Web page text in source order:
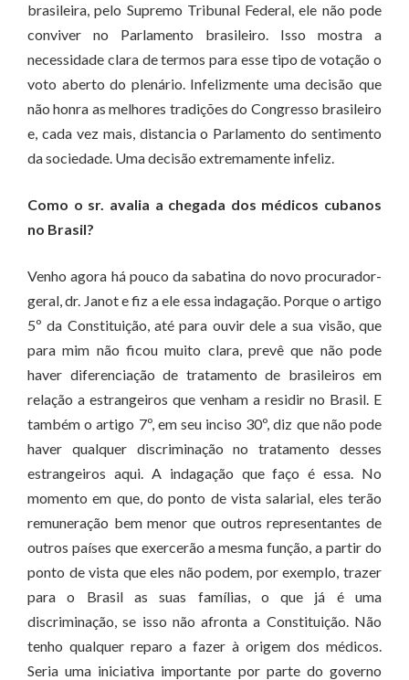
brasileira, pelo Supremo Tribunal Federal, ele não pode
conviver no Parlamento brasileiro. Isso mostra a
necessidade clara de termos para esse tipo de votação o
voto aberto do plenário. Infelizmente uma decisão que
não honra as melhores tradições do Congresso brasileiro
e, cada vez mais, distancia o Parlamento do sentimento
da sociedade. Uma decisão extremamente infeliz.
Como o sr. avalia a chegada dos médicos cubanos
no Brasil?
Venho agora há pouco da sabatina do novo procurador-
geral, dr. Janot e fiz a ele essa indagação. Porque o artigo
5º da Constituição, até para ouvir dele a sua visão, que
para mim não ficou muito clara, prevê que não pode
haver diferenciação de tratamento de brasileiros em
relação a estrangeiros que venham a residir no Brasil. E
também o artigo 7º, em seu inciso 30º, diz que não pode
haver qualquer discriminação no tratamento desses
estrangeiros aqui. A indagação que faço é essa. No
momento em que, do ponto de vista salarial, eles terão
remuneração bem menor que outros representantes de
outros países que exercerão a mesma função, a partir do
ponto de vista que eles não podem, por exemplo, trazer
para o Brasil as suas famílias, o que já é uma
discriminação, se isso não afronta a Constituição. Não
tenho qualquer reparo a fazer à origem dos médicos.
Seria uma iniciativa importante por parte do governo